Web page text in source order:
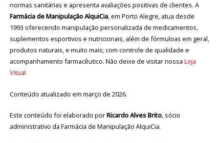
normas sanitárias e apresenta avaliações positivas de clientes. A
Farmácia de Manipulação AlquiCia, em Porto Alegre, atua desde
1993 oferecendo manipulação personalizada de medicamentos,
suplementos esportivos e nutricionais, além de fórmuloas em geral,
produtos naturais, e muito mais; com controle de qualidade e
acompanhamento farmacêutico. Não deixe de visitar nossa Loja
Vitual
Conteúdo atualizado em março de 2026.
Este conteúdo foi elaborado porRicardo Alves Brito, sócio
administrativo da Farmácia de Manipulação AlquiCia.